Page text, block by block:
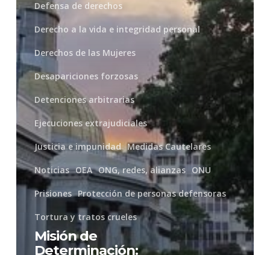
de
control
del
orden
público
tienen
que
cumplir
con
estándares
internacionales”
Defensa de derechos
Derecho a la vida e integridad personal
Derechos de las Mujeres
Desapariciones forzosas
Detenciones arbitrarias
Ejecuciones extrajudiciales
Justicia e impunidad Medidas Cautelares
Noticias OEA ONG, redes, alianzas ONU
Prisiones Protección de personas defensoras
Tortura y tratos crueles
Misión de
Determinación: